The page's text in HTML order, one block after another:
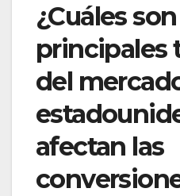
¿Cuáles
principales
del
afectan las